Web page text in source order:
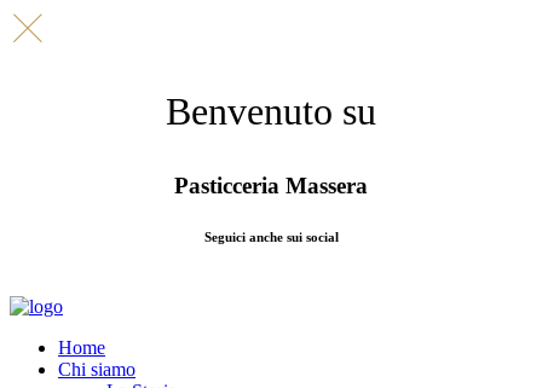
Benvenuto su
Pasticceria Massera
Seguici anche sui social
Home
Chi siamo